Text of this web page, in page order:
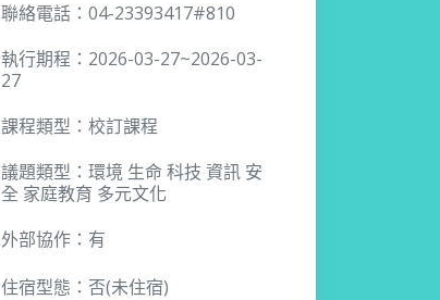
聯絡電話：04-23393417#810
執行期程：2026-03-27~2026-03-
27
課程類型：校訂課程
議題類型：環境 生命 科技 資訊 安
全 家庭教育 多元文化
外部協作：有
住宿型態：否(未住宿)